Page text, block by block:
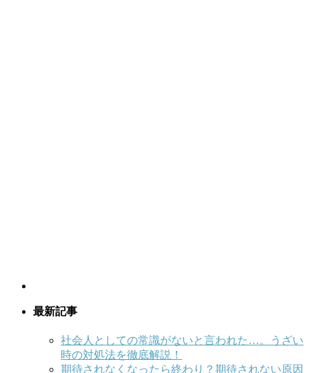
最新記事
社会人としての常識がないと言われた…。うざい
時の対処法を徹底解説！
期待されなくなったら終わり？期待されない原因